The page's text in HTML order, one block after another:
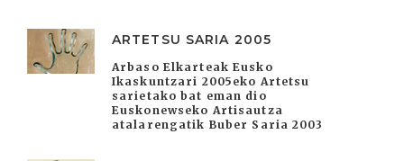
ARTETSU SARIA 2005
Arbaso Elkarteak Eusko
Ikaskuntzari 2005eko Artetsu
sarietako bat eman dio
Euskonewseko Artisautza
atalarengatik Buber Saria 2003